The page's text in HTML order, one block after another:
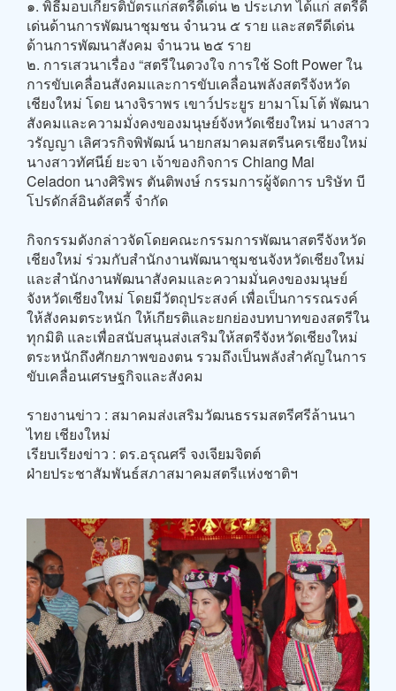
๑. พิธีมอบเกียรติบัตรแก่สตรีดีเด่น ๒ ประเภท ได้แก่ สตรีดี
เด่นด้านการพัฒนาชุมชน จำนวน ๕ ราย และสตรีดีเด่น
ด้านการพัฒนาสังคม จำนวน ๒๕ ราย
๒. การเสวนาเรื่อง “สตรีในดวงใจ การใช้ Soft Power ใน
การขับเคลื่อนสังคมและการขับเคลื่อนพลังสตรีจังหวัด
เชียงใหม่ โดย นางจิราพร เขาว์ประยูร ยามาโมโต้ พัฒนา
สังคมและความมั่งคงของมนุษย์จังหวัดเชียงใหม่ นางสาว
วรัญญา เลิศวรกิจพิพัฒน์ นายกสมาคมสตรีนครเชียงใหม่
นางสาวทัศนีย์ ยะจา เจ้าของกิจการ Chiang Mai
Celadon นางศิริพร ตันติพงษ์ กรรมการผู้จัดการ บริษัท บี
โปรดักส์อินดัสตรี้ จำกัด
กิจกรรมดังกล่าวจัดโดยคณะกรรมการพัฒนาสตรีจังหวัด
เชียงใหม่ ร่วมกับสำนักงานพัฒนาชุมชนจังหวัดเชียงใหม่
และสำนักงานพัฒนาสังคมและความมั่นคงของมนุษย์
จังหวัดเชียงใหม่ โดยมีวัตถุประสงค์ เพื่อเป็นการรณรงค์
ให้สังคมตระหนัก ให้เกียรติและยกย่องบทบาทของสตรีใน
ทุกมิติ และเพื่อสนับสนุนส่งเสริมให้สตรีจังหวัดเชียงใหม่
ตระหนักถึงศักยภาพของตน รวมถึงเป็นพลังสำคัญในการ
ขับเคลื่อนเศรษฐกิจและสังคม
รายงานข่าว : สมาคมส่งเสริมวัฒนธรรมสตรีศรีล้านนา
ไทย เชียงใหม่
เรียบเรียงข่าว : ดร.อรุณศรี จงเจียมจิตต์
ฝ่ายประชาสัมพันธ์สภาสมาคมสตรีแห่งชาติฯ